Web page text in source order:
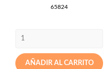
65824
AÑADIR AL CARRITO